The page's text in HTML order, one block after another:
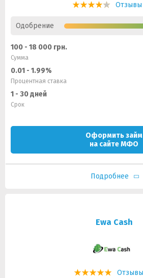
Отзывы
Одобрение
100 - 18 000 грн.
Сумма
0.01 - 1.99%
Процентная ставка
1 - 30 дней
Срок
Оформить займ
на сайте МФО
Подробнее
Ewa Cash